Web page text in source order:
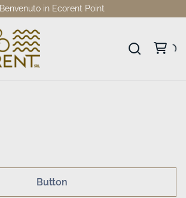
Benvenuto in Ecorent Point
Button